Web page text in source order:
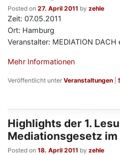
Posted on 27. April 2011 by zehle
Zeit: 07.05.2011
Ort: Hamburg
Veranstalter: MEDIATION DACH
Mehr Informationen
Veröffentlicht unter Veranstaltungen
Highlights der 1.
Mediationsgesetz im
Posted on 18. April 2011 by zehle